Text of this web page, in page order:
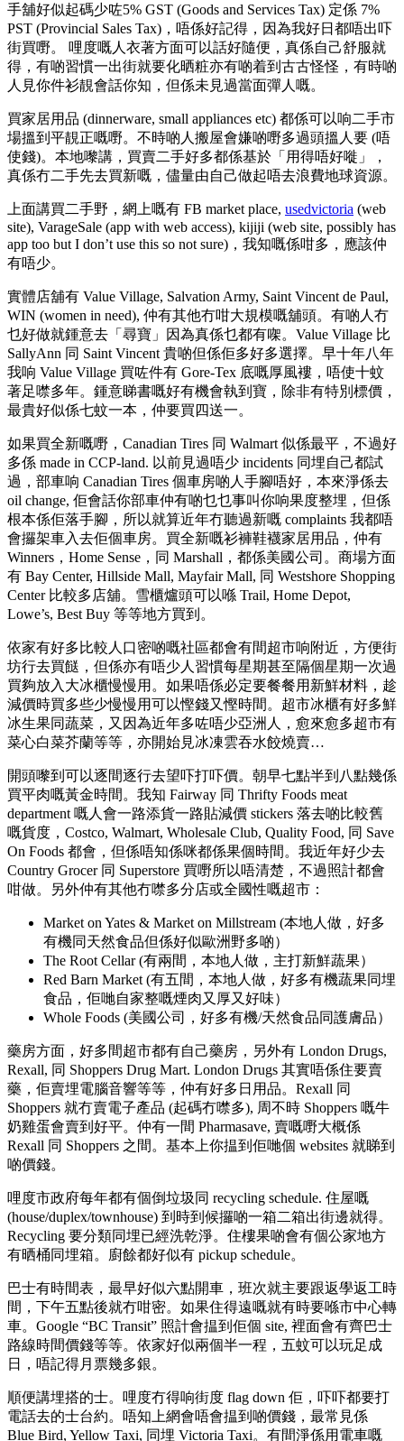
手舖好似起碼少咗5% GST (Goods and Services Tax) 定係 7%
PST (Provincial Sales Tax)，唔係好記得，因為我好日都唔出吓
街買嘢。 哩度嘅人衣著方面可以話好隨便，真係自己舒服就
得，有啲習慣一出街就要化晒粧亦有啲着到古古怪怪，有時啲
人見你件衫靚會話你知，但係未見過當面彈人嘅。
買家居用品 (dinnerware, small appliances etc) 都係可以响二手市
場搵到平靚正嘅嘢。不時啲人搬屋會嫌啲嘢多過頭搵人要 (唔
使錢)。本地嚟講，買賣二手好多都係基於「用得唔好嘥」，
真係冇二手先去買新嘅，儘量由自己做起唔去浪費地球資源。
上面講買二手野，網上嘅有 FB market place, usedvictoria (web
site), VarageSale (app with web access), kijiji (web site, possibly has
app too but I don’t use this so not sure)，我知嘅係咁多，應該仲
有唔少。
實體店舖有 Value Village, Salvation Army, Saint Vincent de Paul,
WIN (women in need), 仲有其他冇咁大規模嘅舖頭。有啲人冇
乜好做就鍾意去「尋寶」因為真係乜都有㗎。Value Village 比
SallyAnn 同 Saint Vincent 貴啲但係佢多好多選擇。早十年八年
我响 Value Village 買咗件有 Gore-Tex 底嘅厚風褸，唔使十蚊
著足噤多年。鍾意睇書嘅好有機會執到寶，除非有特別標價，
最貴好似係七蚊一本，仲要買四送一。
如果買全新嘅嘢，Canadian Tires 同 Walmart 似係最平，不過好
多係 made in CCP-land. 以前見過唔少 incidents 同埋自己都試
過，部車响 Canadian Tires 個車房啲人手腳唔好，本來淨係去
oil change, 佢會話你部車仲有啲乜乜事叫你响果度整埋，但係
根本係佢落手腳，所以就算近年冇聽過新嘅 complaints 我都唔
會攞架車入去佢個車房。買全新嘅衫褲鞋襪家居用品，仲有
Winners，Home Sense，同 Marshall，都係美國公司。商場方面
有 Bay Center, Hillside Mall, Mayfair Mall, 同 Westshore Shopping
Center 比較多店舖。雪櫃爐頭可以喺 Trail, Home Depot,
Lowe’s, Best Buy 等等地方買到。
依家有好多比較人口密啲嘅社區都會有間超市响附近，方便街
坊行去買餸，但係亦有唔少人習慣每星期甚至隔個星期一次過
買夠放入大冰櫃慢慢用。如果唔係必定要餐餐用新鮮材料，趁
減價時買多些少慢慢用可以慳錢又慳時間。超市冰櫃有好多鮮
冰生果同蔬菜，又因為近年多咗唔少亞洲人，愈來愈多超市有
菜心白菜芥蘭等等，亦開始見冰凍雲吞水餃燒賣…
開頭嚟到可以逐間逐行去望吓打吓價。朝早七點半到八點幾係
買平肉嘅黃金時間。我知 Fairway 同 Thrifty Foods meat
department 嘅人會一路添貨一路貼減價 stickers 落去啲比較舊
嘅貨度，Costco, Walmart, Wholesale Club, Quality Food, 同 Save
On Foods 都會，但係唔知係咪都係果個時間。我近年好少去
Country Grocer 同 Superstore 買嘢所以唔清楚，不過照計都會
咁做。另外仲有其他冇噤多分店或全國性嘅超市：
Market on Yates & Market on Millstream (本地人做，好多
有機同天然食品但係好似歐洲野多啲）
The Root Cellar (有兩間，本地人做，主打新鮮蔬果）
Red Barn Market (有五間，本地人做，好多有機蔬果同埋
食品，佢哋自家整嘅煙肉又厚又好味）
Whole Foods (美國公司，好多有機/天然食品同護膚品）
藥房方面，好多間超市都有自己藥房，另外有 London Drugs,
Rexall, 同 Shoppers Drug Mart. London Drugs 其實唔係住要賣
藥，佢賣埋電腦音響等等，仲有好多日用品。Rexall 同
Shoppers 就冇賣電子產品 (起碼冇噤多), 周不時 Shoppers 嘅牛
奶雞蛋會賣到好平。仲有一間 Pharmasave, 賣嘅嘢大概係
Rexall 同 Shoppers 之間。基本上你揾到佢哋個 websites 就睇到
啲價錢。
哩度市政府每年都有個倒垃圾同 recycling schedule. 住屋嘅
(house/duplex/townhouse) 到時到候攞啲一箱二箱出街邊就得。
Recycling 要分類同埋已經洗乾淨。住樓果啲會有個公家地方
有晒桶同埋箱。廚餘都好似有 pickup schedule。
巴士有時間表，最早好似六點開車，班次就主要跟返學返工時
間，下午五點後就冇咁密。如果住得遠嘅就有時要喺市中心轉
車。Google “BC Transit” 照計會揾到佢個 site, 裡面會有齊巴士
路線時間價錢等等。依家好似兩個半一程，五蚊可以玩足成
日，唔記得月票幾多銀。
順便講埋搭的士。哩度冇得响街度 flag down 佢，吓吓都要打
電話去的士台約。唔知上網會唔會揾到啲價錢，最常見係
Blue Bird, Yellow Taxi, 同埋 Victoria Taxi。有間淨係用電車嘅